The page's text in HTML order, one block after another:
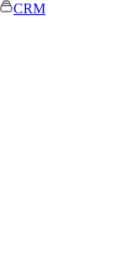
CRM